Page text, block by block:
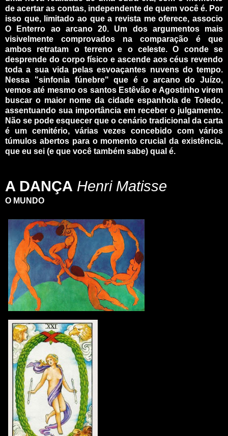
de acertar as contas, independente de quem você é. Por
isso que, limitado ao que a revista me oferece, associo
O Enterro ao arcano 20. Um dos argumentos mais
visivelmente comprovados na comparação é que
ambos retratam o terreno e o celeste. O conde se
desprende do corpo físico e ascende aos céus revendo
toda a sua vida pelas esvoaçantes nuvens do tempo.
Nessa "sinfonia fúnebre" que é o arcano do Juízo,
vemos até mesmo os santos Estêvão e Agostinho virem
buscar o maior nome da cidade espanhola de Toledo,
assentuando sua importância em receber o julgamento.
Não se pode esquecer que o cenário tradicional da carta
é um cemitério, várias vezes concebido com vários
túmulos abertos para o momento crucial da existência,
que eu sei (e que você também sabe) qual é.
A DANÇA Henri Matisse
O MUNDO